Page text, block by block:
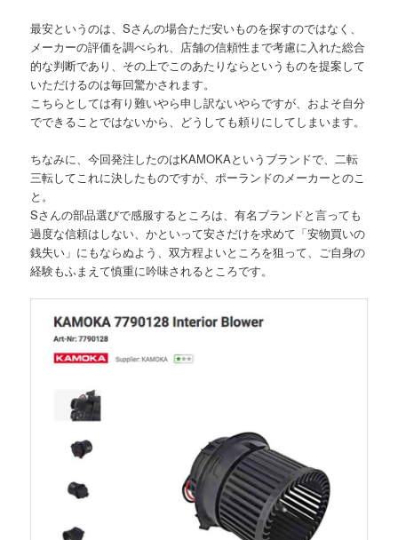
最安というのは、Sさんの場合ただ安いものを探すのではなく、
メーカーの評価を調べられ、店舗の信頼性まで考慮に入れた総合
的な判断であり、その上でこのあたりならというものを提案して
いただけるのは毎回驚かされます。
こちらとしては有り難いやら申し訳ないやらですが、およそ自分
でできることではないから、どうしても頼りにしてしまいます。
ちなみに、今回発注したのはKAMOKAというブランドで、二転
三転してこれに決したものですが、ポーランドのメーカーとのこ
と。
Sさんの部品選びで感服するところは、有名ブランドと言っても
過度な信頼はしない、かといって安さだけを求めて「安物買いの
銭失い」にもならぬよう、双方程よいところを狙って、ご自身の
経験もふまえて慎重に吟味されるところです。